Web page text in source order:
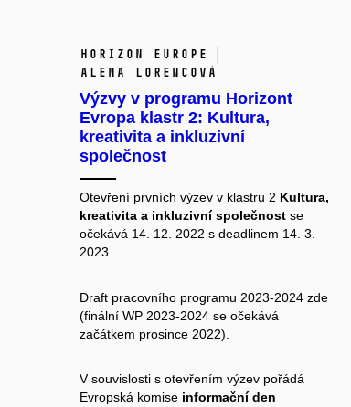
Horizon Europe
Alena Lorencová
Výzvy v programu Horizont
Evropa klastr 2: Kultura,
kreativita a inkluzivní
společnost
Otevření prvních výzev v klastru 2 Kultura,
kreativita a inkluzivní společnost se
očekává 14. 12. 2022 s deadlinem 14. 3.
2023.
Draft pracovního programu 2023-2024 zde
(finální WP 2023-2024 se očekává
začátkem prosince 2022).
V souvislosti s otevřením výzev pořádá
Evropská komise informační den